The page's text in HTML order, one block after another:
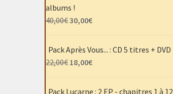
albums !
40,00€ Le
initial
était :
40,00€.
30,00€Le
Pack Après Vous... : CD 5 titres + DVD
22,00€ Le
18,00€Le
actuel
Pack Lucarne : 2 EP - chapitres 1 à 12